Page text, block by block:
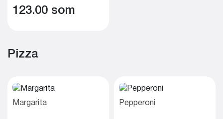
123.00 som
Pizza
Margarita Pepperoni